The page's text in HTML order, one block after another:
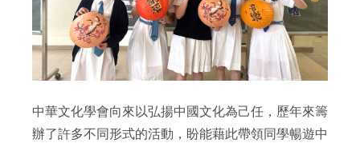
中華文化學會向來以弘揚中國文化為己任， 歷年來籌
辦了許多不同形式的活動， 盼能藉此帶領同學暢遊中